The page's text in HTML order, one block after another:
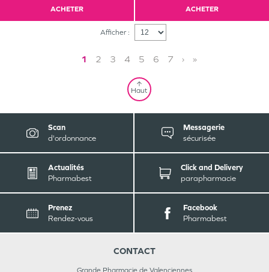
ACHETER ACHETER
Afficher :
1 2 3 4 5 6 7 › »
Haut
Scan
d'ordonnance
Messagerie
sécurisée
Actualités
Pharmabest
Click and Delivery
parapharmacie
Prenez
Rendez-vous
Facebook
Pharmabest
CONTACT
Grande Pharmacie de Valenciennes